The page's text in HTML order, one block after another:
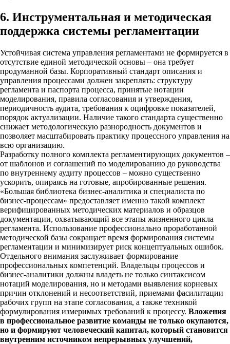
6. Инструментальная и методическая
поддержка системы регламентации
Устойчивая система управления регламентами не формируется в
отсутствие единой методической основы – она требует
продуманной базы. Корпоративный стандарт описания и
управления процессами должен закреплять: структуру
регламента и паспорта процесса, принятые нотации
моделирования, правила согласования и утверждения,
периодичность аудита, требования к оцифровке показателей,
порядок актуализации. Наличие такого стандарта существенно
снижает методологическую разнородность документов и
позволяет масштабировать практику процессного управления на
всю организацию.
Разработку полного комплекта регламентирующих документов –
от шаблонов и соглашений по моделированию до руководства
по внутреннему аудиту процессов – можно существенно
ускорить, опираясь на готовые, апробированные решения.
«Большая библиотека бизнес-аналитика и специалиста по
бизнес-процессам» предоставляет именно такой комплект
верифицированных методических материалов и образцов
документации, охватывающий все этапы жизненного цикла
регламента. Использование профессионально проработанной
методической базы сокращает время формирования системы
регламентации и минимизирует риск концептуальных ошибок.
Отдельного внимания заслуживает формирование
профессиональных компетенций. Владельцы процессов и
бизнес-аналитики должны владеть не только синтаксисом
нотаций моделирования, но и методами выявления корневых
причин отклонений и несоответствий, приемами фасилитации
рабочих групп на этапе согласования, а также техникой
формулирования измеримых требований к процессу. Вложения
в профессиональное развитие команды не только окупаются,
но и формируют человеческий капитал, который становится
внутренним источником непрерывных улучшений,